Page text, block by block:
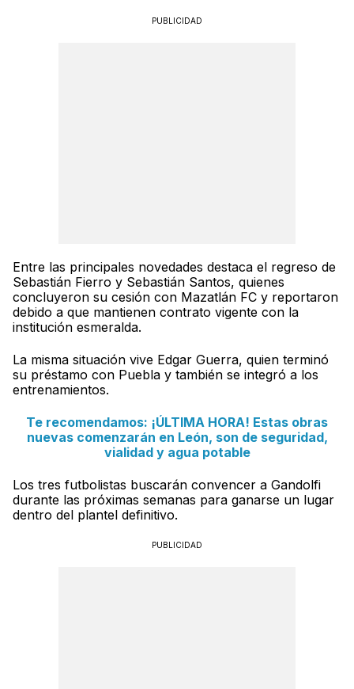
PUBLICIDAD
Entre las principales novedades destaca el regreso de
Sebastián Fierro y Sebastián Santos, quienes
concluyeron su cesión con Mazatlán FC y reportaron
debido a que mantienen contrato vigente con la
institución esmeralda.
La misma situación vive Edgar Guerra, quien terminó
su préstamo con Puebla y también se integró a los
entrenamientos.
Te recomendamos: ¡ÚLTIMA HORA! Estas obras
nuevas comenzarán en León, son de seguridad,
vialidad y agua potable
Los tres futbolistas buscarán convencer a Gandolfi
durante las próximas semanas para ganarse un lugar
dentro del plantel definitivo.
PUBLICIDAD